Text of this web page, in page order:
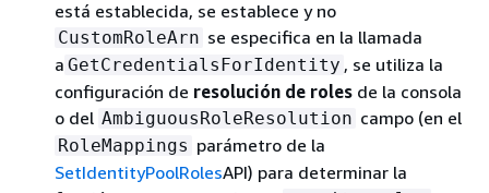
está establecida, se establece y no
CustomRoleArn se especifica en la llamada
a GetCredentialsForIdentity , se utiliza la
configuración de resolución de roles de la consola
o del AmbiguousRoleResolution campo (en el
RoleMappings parámetro de la
SetIdentityPoolRolesAPI) para determinar la